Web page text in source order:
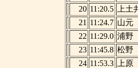
20 11:20.5
上
21 11:24.7 山元
22 11:29.0 浦野
23 11:45.8 松野
24 11:53.3
上